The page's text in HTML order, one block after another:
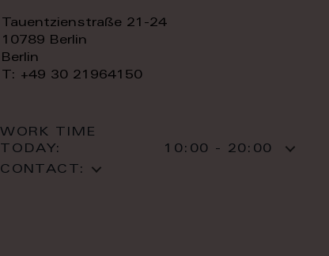
Tauentzienstraße 21-24
10789 Berlin
Berlin
T: +49 30 21964150
WORK TIME
TODAY:
10:00 - 20:00
CONTACT: